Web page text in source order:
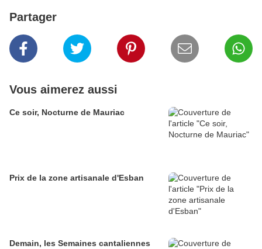
Partager
Vous aimerez aussi
Ce soir, Nocturne de Mauriac
Prix de la zone artisanale d'Esban
Demain, les Semaines cantaliennes